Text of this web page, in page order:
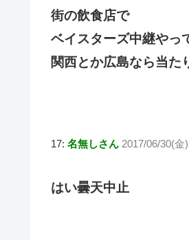
街の飲食店で
ベイスターズ中継やっ
関西とか広島なら当た
17: 名無しさん 2017/06/30(金
はい曇天中止